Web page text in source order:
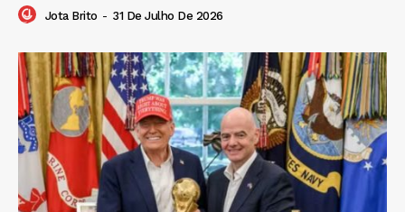
Jota Brito - 31 De Julho De 2026